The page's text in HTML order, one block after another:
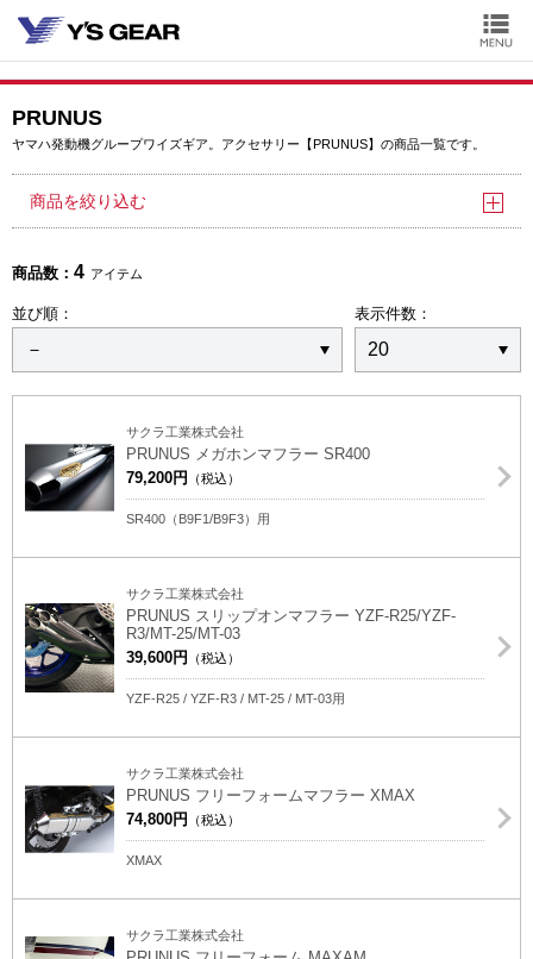
PRUNUS
ヤマハ発動機グループワイズギア。アクセサリー【PRUNUS】の商品一覧です。
商品を絞り込む
商品数： 4 アイテム
並び順： 表示件数：
サクラ工業株式会社
PRUNUS メガホンマフラー SR400
79,200円
（税込）
SR400（B9F1/B9F3）用
サクラ工業株式会社
PRUNUS スリップオンマフラー YZF-R25/YZF-
R3/MT-25/MT-03
39,600円
（税込）
YZF-R25 / YZF-R3 / MT-25 / MT-03用
サクラ工業株式会社
PRUNUS フリーフォームマフラー XMAX
74,800円
（税込）
XMAX
サクラ工業株式会社